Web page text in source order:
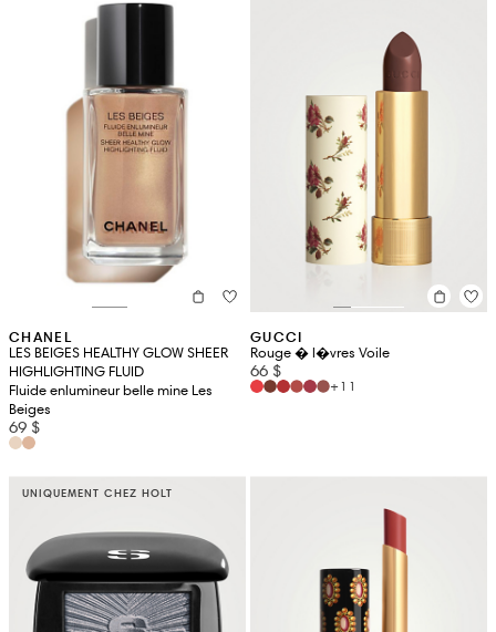
CHANEL
LES BEIGES HEALTHY GLOW SHEER
HIGHLIGHTING FLUID
Fluide enlumineur belle mine Les
Beiges
69 $
GUCCI
Rouge � l�vres Voile
66 $
+11
UNIQUEMENT CHEZ HOLT